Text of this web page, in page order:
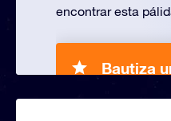
encontrar esta
Bautiza